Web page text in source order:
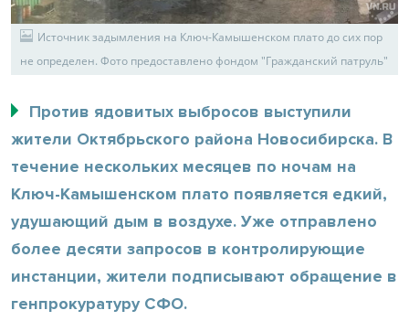
Источник задымления на Ключ-Камышенском плато до сих пор
не определен. Фото предоставлено фондом "Гражданский патруль"
Против ядовитых выбросов выступили
жители Октябрьского района Новосибирска. В
течение нескольких месяцев по ночам на
Ключ-Камышенском плато появляется едкий,
удушающий дым в воздухе. Уже отправлено
более десяти запросов в контролирующие
инстанции, жители подписывают обращение в
генпрокуратуру СФО.